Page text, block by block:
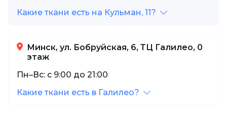
Какие ткани есть на Кульман, 11?
Минск, ул. Бобруйская, 6, ТЦ Галилео, 0
этаж
Пн–Вс: с 9:00 до 21:00
Какие ткани есть в Галилео?